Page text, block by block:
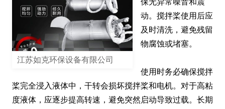
江苏如克环保设备有限公司
保无异常噪音和震
动。搅拌桨使用后应
及时清洗，避免残留
物腐蚀或堵塞。
使用时务必确保搅拌
桨完全浸入液体中，干转会损坏搅拌桨和电机。对于高粘
度液体，应逐步提高转速，避免突然启动导致过载。长期